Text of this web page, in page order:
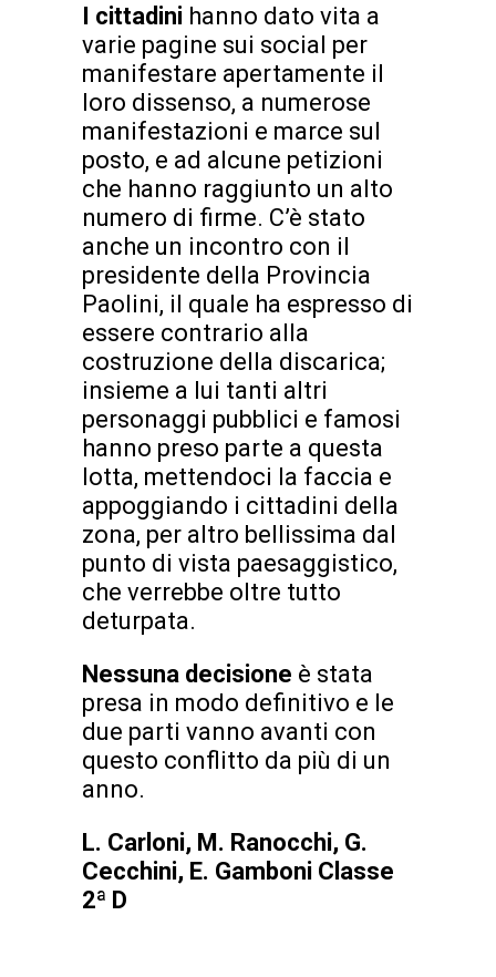
I cittadini hanno dato vita a
varie pagine sui social per
manifestare apertamente il
loro dissenso, a numerose
manifestazioni e marce sul
posto, e ad alcune petizioni
che hanno raggiunto un alto
numero di firme. C’è stato
anche un incontro con il
presidente della Provincia
Paolini, il quale ha espresso di
essere contrario alla
costruzione della discarica;
insieme a lui tanti altri
personaggi pubblici e famosi
hanno preso parte a questa
lotta, mettendoci la faccia e
appoggiando i cittadini della
zona, per altro bellissima dal
punto di vista paesaggistico,
che verrebbe oltre tutto
deturpata.
Nessuna decisione è stata
presa in modo definitivo e le
due parti vanno avanti con
questo conflitto da più di un
anno.
L. Carloni, M. Ranocchi, G.
Cecchini, E. Gamboni Classe
2ª D